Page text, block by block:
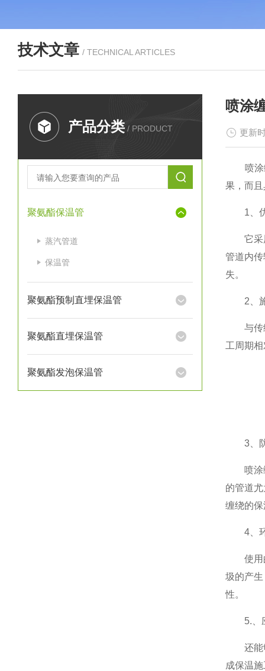
技术文章 / TECHNICAL ARTICLES
产品分类 / PRODUCT
聚氨酯保温管
蒸汽管道
保温管
聚氨酯预制直埋保温管
聚氨酯直埋保温管
聚氨酯发泡保温管
喷涂
更新
喷涂缠
果，而
1、优
它采用
管道内
失。
2、施
与传统
工周期
3、防
喷涂缠
的管道
缠绕的
4、环
使用的
圾的产
性。
5.、应
还能够
成保温